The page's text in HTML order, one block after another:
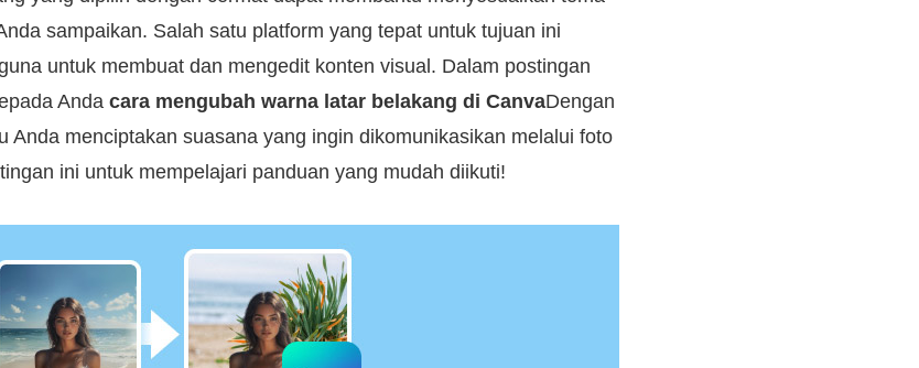
sampaikan. Salah satu platform yang tepat untuk tujuan ini
untuk membuat dan mengedit konten visual. Dalam postingan
Anda cara mengubah warna latar belakang di CanvaDengan
Anda menciptakan suasana yang ingin dikomunikasikan melalui foto
ini untuk mempelajari panduan yang mudah diikuti!